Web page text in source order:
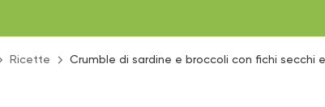
Ricette Crumble di sardine e broccoli con fichi secchi